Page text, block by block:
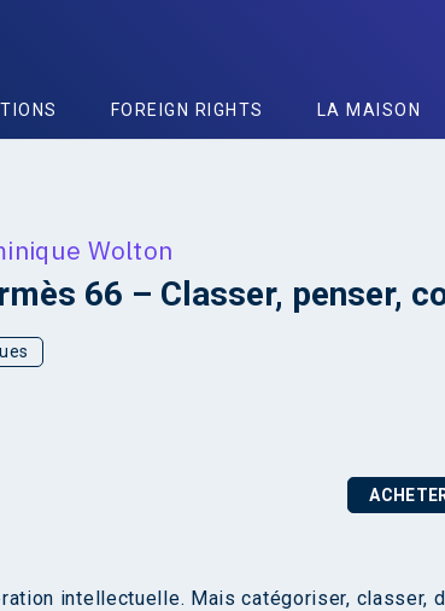
FOREIGN RIGHTS LA MAISON
Wolton
66 – Classer, penser,
intellectuelle. Mais catégoriser, classer,